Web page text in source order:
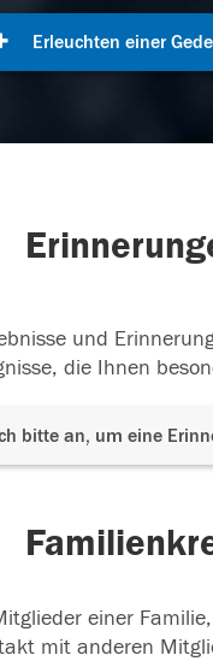
Erleuchten einer
und
die Ihnen
bitte an, um eine
einer
mit anderen